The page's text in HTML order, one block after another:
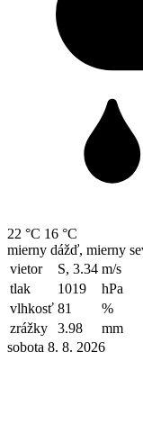
22 °C 16 °C
mierny dážď, mierny
vietor
S, 3.34 m/s
tlak
1019
hPa
vlhkosť 81
%
zrážky
3.98
mm
sobota 8. 8. 2026